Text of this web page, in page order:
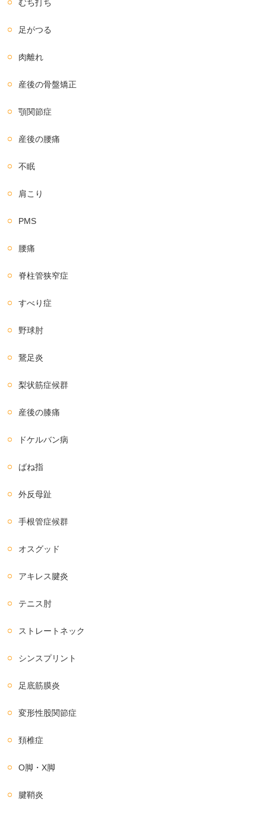
むち打ち
足がつる
肉離れ
産後の骨盤矯正
顎関節症
産後の腰痛
不眠
肩こり
PMS
腰痛
脊柱管狭窄症
すべり症
野球肘
鵞足炎
梨状筋症候群
産後の膝痛
ドケルバン病
ばね指
外反母趾
手根管症候群
オスグッド
アキレス腱炎
テニス肘
ストレートネック
シンスプリント
足底筋膜炎
変形性股関節症
頚椎症
O脚・X脚
腱鞘炎